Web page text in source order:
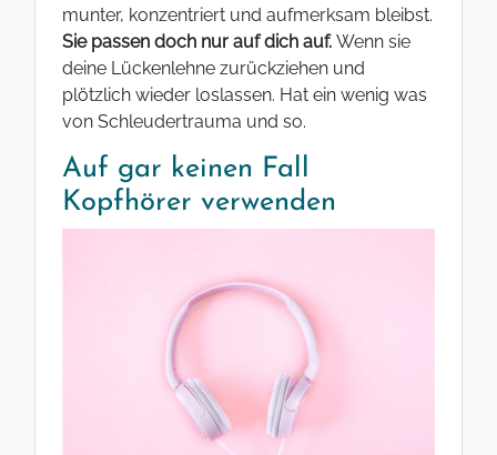
munter, konzentriert und aufmerksam bleibst.
Sie passen doch nur auf dich auf. Wenn sie
deine Lückenlehne zurückziehen und
plötzlich wieder loslassen. Hat ein wenig was
von Schleudertrauma und so.
Auf gar keinen Fall
Kopfhörer verwenden